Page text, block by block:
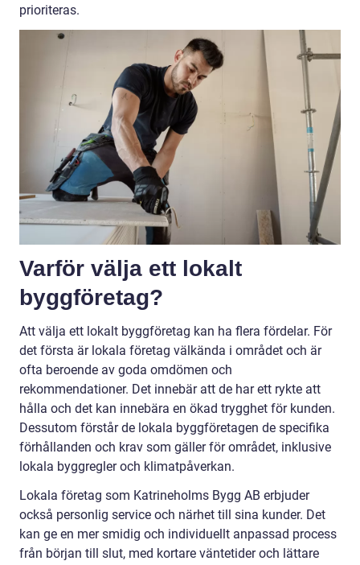
prioriteras.
Varför välja ett lokalt
byggföretag?
Att välja ett lokalt byggföretag kan ha flera fördelar. För
det första är lokala företag välkända i området och är
ofta beroende av goda omdömen och
rekommendationer. Det innebär att de har ett rykte att
hålla och det kan innebära en ökad trygghet för kunden.
Dessutom förstår de lokala byggföretagen de specifika
förhållanden och krav som gäller för området, inklusive
lokala byggregler och klimatpåverkan.
Lokala företag som Katrineholms Bygg AB erbjuder
också personlig service och närhet till sina kunder. Det
kan ge en mer smidig och individuellt anpassad process
från början till slut, med kortare väntetider och lättare